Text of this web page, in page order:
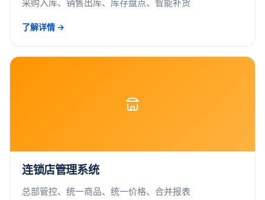
采购入库、销售出库、库存盘点、智能补货
了解详情 →
连锁店管理系统
总部管控、统一商品、统一价格、合并报表